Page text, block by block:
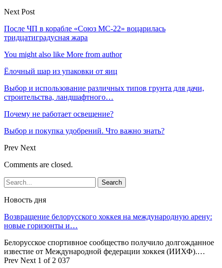
Next Post
После ЧП в корабле «Союз МС-22» воцарилась
тридцатиградусная жара
You might also like More from author
Ёлочный шар из упаковки от яиц
Выбор и использование различных типов грунта для дачи,
строительства, ландшафтного…
Почему не работает освещение?
Выбор и покупка удобрений. Что важно знать?
Prev Next
Comments are closed.
Новость дня
Возвращение белорусского хоккея на международную арену:
новые горизонты и…
Белорусское спортивное сообщество получило долгожданное
известие от Международной федерации хоккея (ИИХФ).…
Prev Next 1 of 2 037